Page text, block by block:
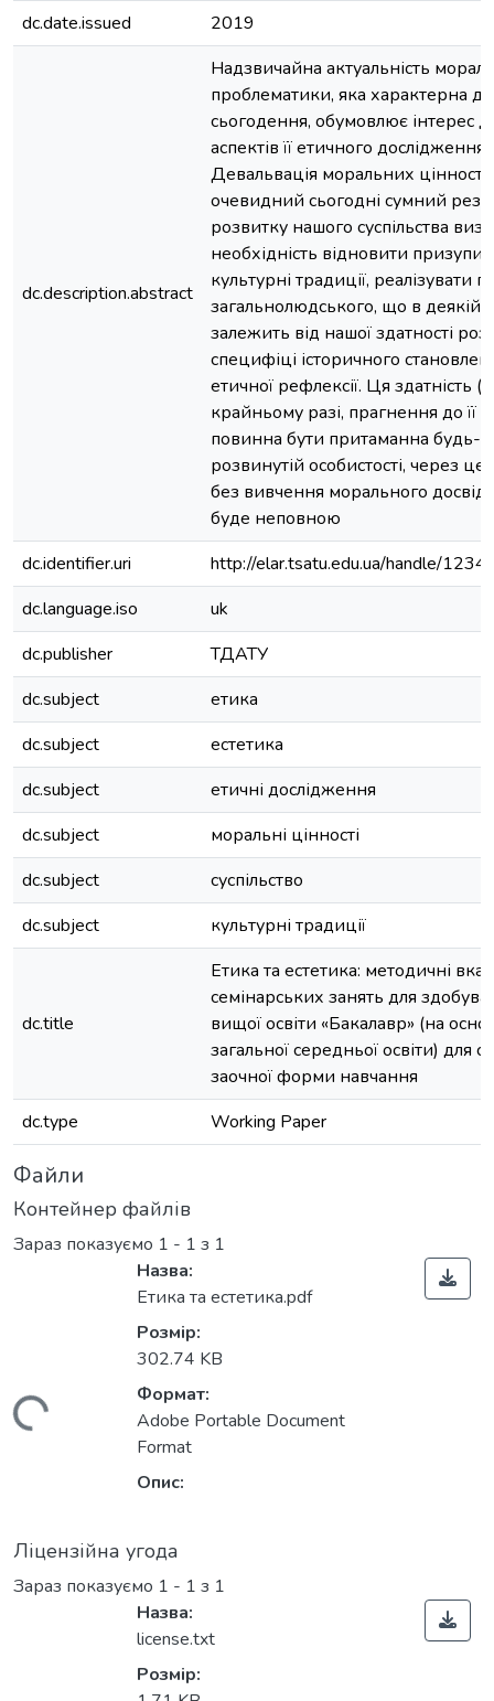
dc.date.issued
2019
dc.description.abstract
Надзвичайна актуальність
проблематики, яка характерна
сьогодення, обумовлює інтерес
аспектів її етичного дослідження.
Девальвація моральних
очевидний сьогодні сумний
розвитку нашого суспільства
необхідність відновити
культурні традиції, реалізувати
загальнолюдського, що в деякій
залежить від нашої здатності
специфіці історичного
етичної рефлексії. Ця здатність
крайньому разі, прагнення до її
повинна бути притаманна будь-
розвинутій особистості, через це
без вивчення морального
буде неповною
dc.identifier.uri
http://elar.tsatu.edu.ua/handle/
dc.language.iso
uk
dc.publisher
ТДАТУ
dc.subject
етика
dc.subject
естетика
dc.subject
етичні дослідження
dc.subject
моральні цінності
dc.subject
суспільство
dc.subject
культурні традиції
dc.title
Етика та естетика: методичні
семінарських занять для
вищої освіти «Бакалавр» (на
загальної середньої освіти) для
заочної форми навчання
dc.type
Working Paper
Файли
Контейнер файлів
Зараз показуємо 1 - 1 з 1
Назва:
Етика та естетика.pdf
Розмір:
302.74 KB
Формат:
Adobe Portable Document
Format
Опис:
Ліцензійна угода
Зараз показуємо 1 - 1 з 1
Назва:
license.txt
Розмір: